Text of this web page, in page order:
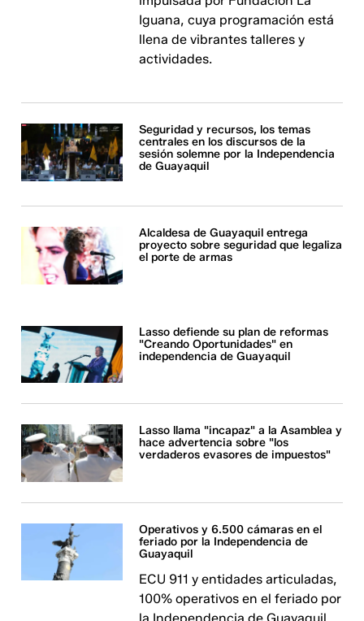
Iguana, cuya programación está
llena de vibrantes talleres y
actividades.
Seguridad y recursos, los temas
centrales en los discursos de la
sesión solemne por la Independencia
de Guayaquil
Alcaldesa de Guayaquil entrega
proyecto sobre seguridad que legaliza
el porte de armas
Lasso defiende su plan de reformas
"Creando Oportunidades" en
independencia de Guayaquil
Lasso llama "incapaz" a la Asamblea y
hace advertencia sobre "los
verdaderos evasores de impuestos"
Operativos y 6.500 cámaras en el
feriado por la Independencia de
Guayaquil
ECU 911 y entidades articuladas,
100% operativos en el feriado por